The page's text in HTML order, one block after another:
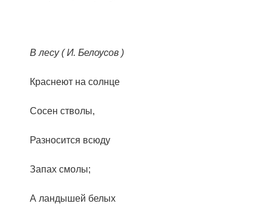
В лесу ( И. Белоусов )
Краснеют на солнце
Сосен стволы,
Разносится всюду
Запах смолы;
А ландышей белых